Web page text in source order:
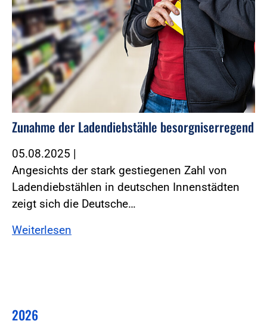
Zunahme der Ladendiebstähle besorgniserregend
05.08.2025 |
Angesichts der stark gestiegenen Zahl von
Ladendiebstählen in deutschen Innenstädten
zeigt sich die Deutsche…
Weiterlesen
2026